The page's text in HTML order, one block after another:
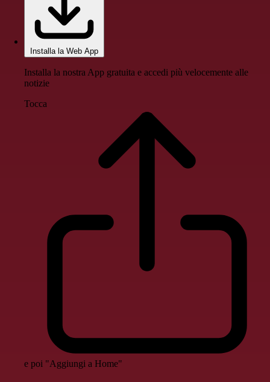
Installa la Web App
Installa la nostra App gratuita e accedi più velocemente alle
notizie
Tocca
e poi "Aggiungi a Home"